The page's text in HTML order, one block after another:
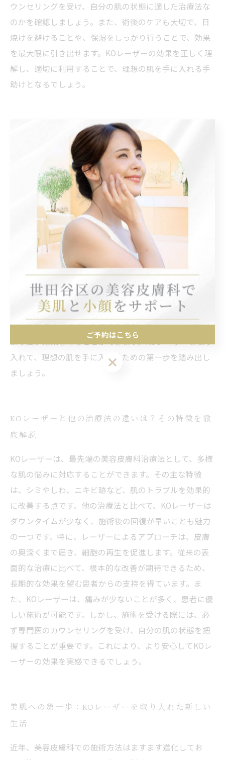
ウンセリングを受け、自分の肌の状態に適した治療法な
のかを確認しましょう。また、術後のケアも大切で、日
焼けを避けることや、保湿をしっかり行うことで、効果
を最大限に引き出せます。KOレーザーの効果を正しく理
解し、適切に利用することで、理想の肌を手に入れる手
助けとなるでしょう。
理想の肌を手に入れるために！KOレーザーのメリ
近年、美容皮膚科での注目を集めるKOレーザーは、シ
ミ、しわ、ニキビ跡などの肌トラブルの根本改善に効果
的な治療法として多くの方に支持されています。KOレー
ザーは、特に肌の再生を促進し、均一な肌色や滑らかな
質感を取り戻すのに寄与します。施術は短時間で済み、
ダウンタイムも少ないため、忙しい現代人にとっても非
常に魅力的です。さらに、この治療法は個々の肌の状態
に合わせて調整できるため、一人ひとりに最適なケアを
受けることができます。ただし、施術を受ける際には、
信頼できる美容皮膚科でのカウンセリングが重要です。
自分の肌タイプに適した方法を提案してもらうことで、
より高い効果を得ることができます。KOレーザーを取り
入れて、理想の肌を手に入れるための第一歩を踏み出し
ましょう。
KOレーザーと他の治療法の違いは？その特徴を徹
底解説
KOレーザーは、最先端の美容皮膚科治療法として、多様
な肌の悩みに対応することができます。その主な特徴
は、シミやしわ、ニキビ跡など、肌のトラブルを効果的
に改善する点です。他の治療法と比べて、KOレーザーは
ダウンタイムが少なく、施術後の回復が早いことも魅力
の一つです。特に、レーザーによるアプローチは、皮膚
の奥深くまで届き、細胞の再生を促進します。従来の表
面的な治療に比べて、根本的な改善が期待できるため、
長期的な効果を望む患者からの支持を得ています。ま
た、KOレーザーは、痛みが少ないことが多く、患者に優
しい施術が可能です。しかし、施術を受ける際には、必
ず専門医のカウンセリングを受け、自分の肌の状態を把
握することが重要です。これにより、より安心してKOレ
ーザーの効果を実感できるでしょう。
美肌への第一歩：KOレーザーを取り入れた新しい
生活
近年、美容皮膚科での施術方法はますます進化してお
ご予約はこちら
ご予約はこちら